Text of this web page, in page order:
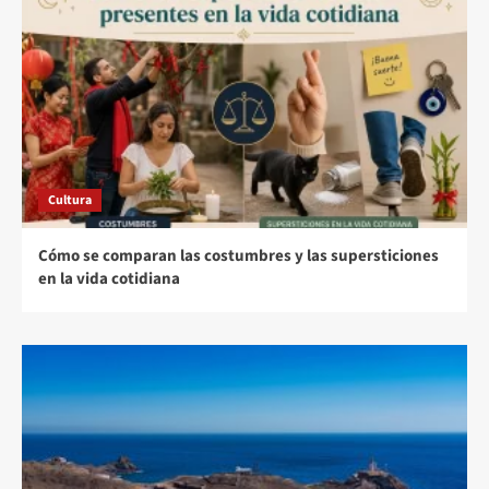
Cultura
Cómo se comparan las costumbres y las supersticiones
en la vida cotidiana